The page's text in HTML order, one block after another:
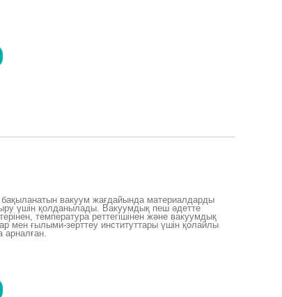
вакуум жағдайында материалдарды
үшін қолданылады. Вакуумдық пеш әдетте
температура реттегішінен және вакуумдық
мен ғылыми-зерттеу институттары үшін қолайлы
арналған.